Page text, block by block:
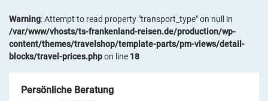
Warning: Attempt to read property "transport_type" on null in
/var/www/vhosts/ts-frankenland-reisen.de/production/wp-
content/themes/travelshop/template-parts/pm-views/detail-
blocks/travel-prices.phpon line 18
Persönliche Beratung